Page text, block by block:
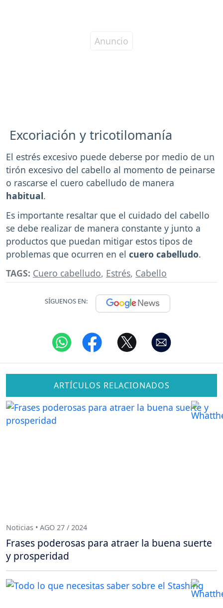
Excoriación y tricotilomanía
El estrés excesivo puede deberse por medio de un
tirón excesivo del cabello al momento de peinarse
o rascarse el cuero cabelludo de manera
habitual.
Es importante resaltar que el cuidado del cabello
se debe realizar de manera constante y junto a
productos que puedan mitigar estos tipos de
problemas que ocurren en el cuero cabelludo.
TAGS: Cuero cabelludo, Estrés, Cabello
SÍGUENOS EN:
ARTÍCULOS RELACIONADOS
Noticias • AGO 27 / 2024
Frases poderosas para atraer la buena suerte
y prosperidad